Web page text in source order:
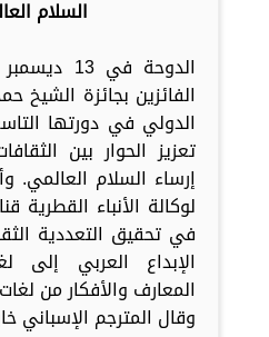
السلام
الدوحة
الفائزين بجائزة الشيخ
الدولي في دورتها
تعزيز الحوار بين
إرساء السلام العالمي.
لوكالة الأنباء القطرية
في تحقيق التعددية
الإبداع العربي إلى
المعارف والأفكار من
وقال المترجم الإسباني